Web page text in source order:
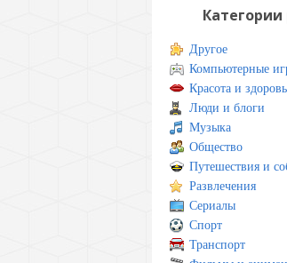
Другое
Компьютерные
Красота и
Люди и блоги
Музыка
Общество
Путешествия и
Развлечения
Сериалы
Спорт
Транспорт